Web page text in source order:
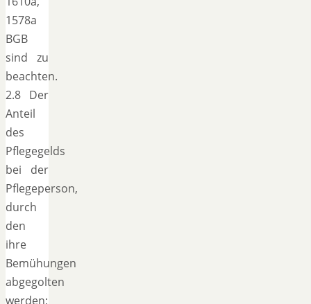
1578a
BGB
sind zu
beachten.
2.8 Der
Anteil
des
Pflegegelds
bei der
Pflegeperson,
durch
den
ihre
Bemühungen
abgegolten
werden;